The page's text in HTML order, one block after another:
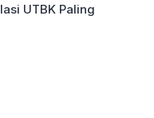
UTBK Paling